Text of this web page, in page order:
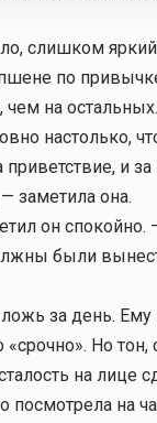
слишком яркий
по
чем на остальных.
настолько,
и за
заметила она.
он спокойно.
были
за день. Ему
«срочно». Но
на лице
посмотрела на